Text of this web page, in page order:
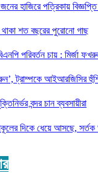
হাজিরে পত্রিকায় বিজ্ঞপ্তি
শত বছরের পুরোনো গাছ
পরিবর্তন চায় : মির্জা
ট্রাম্পকে আইআরজিসির
বন্দর চান ব্যবসায়ীরা
দিকে ধেয়ে আসছে,